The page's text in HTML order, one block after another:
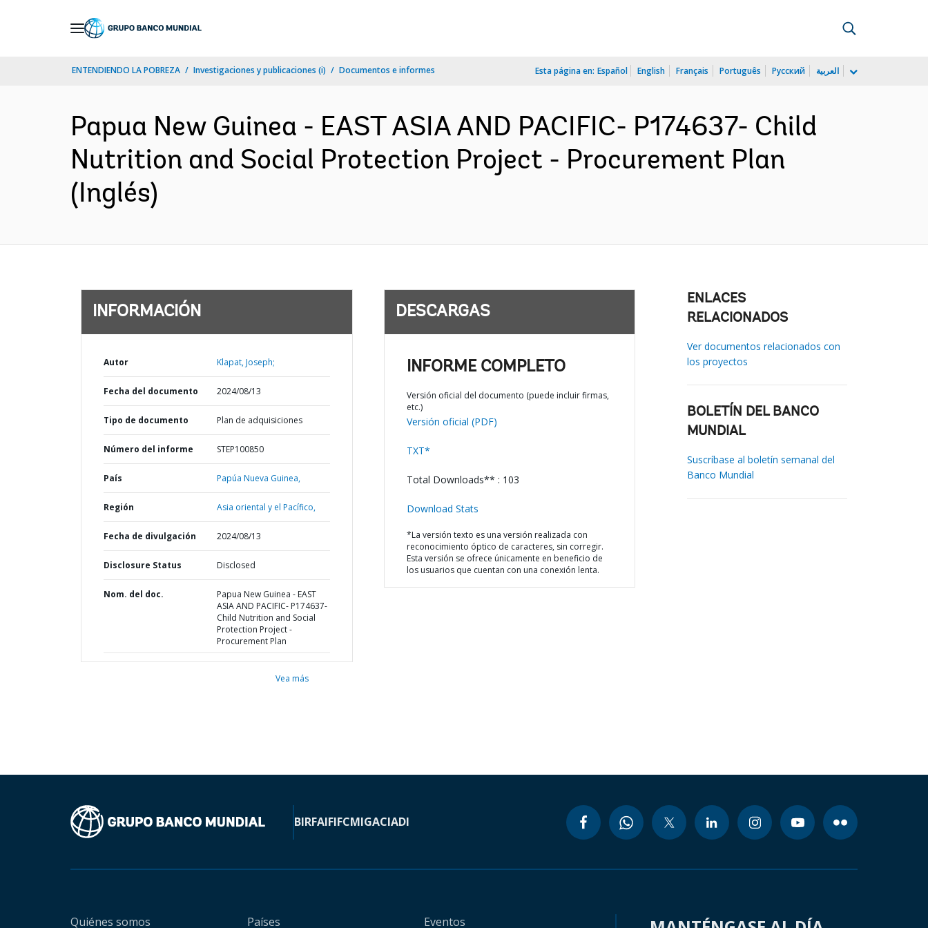
ENTENDIENDO LA POBREZA Investigaciones y publicaciones (i) Documentos e informes Esta página en: Español English Français Português Русский العربية
Papua New Guinea - EAST ASIA AND PACIFIC- P174637- Child
Nutrition and Social Protection Project - Procurement Plan
(Inglés)
INFORMACIÓN
Autor Klapat, Joseph;
Fecha del documento 2024/08/13
Tipo de documento Plan de adquisiciones
Número del informe STEP100850
País Papúa Nueva Guinea,
Región Asia oriental y el Pacífico,
Fecha de divulgación 2024/08/13
Disclosure Status Disclosed
Nom. del doc.
Papua New Guinea - EAST
ASIA AND PACIFIC- P174637-
Child Nutrition and Social
Protection Project -
Procurement Plan
Vea más
DESCARGAS
INFORME COMPLETO
Versión oficial del documento (puede incluir firmas,
etc.)
Versión oficial (PDF)
TXT*
Total Downloads** : 103
Download Stats
*La versión texto es una versión realizada con
reconocimiento óptico de caracteres, sin corregir.
Esta versión se ofrece únicamente en beneficio de
los usuarios que cuentan con una conexión lenta.
ENLACES
RELACIONADOS
Ver documentos relacionados con
los proyectos
BOLETÍN DEL BANCO
MUNDIAL
Suscríbase al boletín semanal del
Banco Mundial
BIRFAIFIFCMIGACIADI
Quiénes somos Países Eventos